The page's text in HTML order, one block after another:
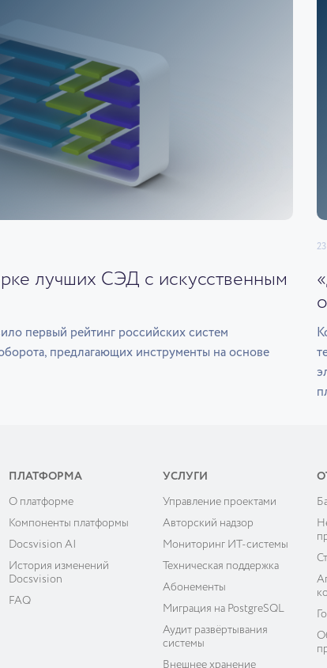
лучших СЭД с искусственным
первый рейтинг российских систем
предлагающих инструменты на основе
ПЛАТФОРМА
О платформе
Компоненты платформы
Docsvision AI
История изменений
Docsvision
FAQ
УСЛУГИ
Управление проектами
Авторский надзор
Мониторинг ИТ-системы
Техническая поддержка
Абонементы
Миграция на PostgreSQL
Аудит развёртывания
системы
Внешнее хранение